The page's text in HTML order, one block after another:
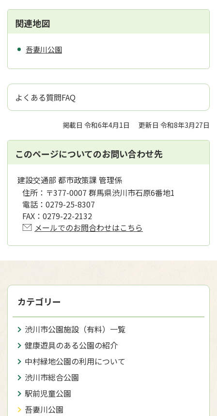
関連地図
吾妻川公園
よくある質問FAQ
掲載日 令和6年4月1日 更新日 令和8年3月27日
このページについてのお問い合わせ先
建設交通部 都市政策課 管理係
住所： 〒377-0007 群馬県渋川市石原6番地1
電話： 0279-25-8307
FAX： 0279-22-2132
メールでのお問合わせはこちら
カテゴリー
渋川市公園施設（有料）一覧
健康遊具のある公園の紹介
中村緑地公園の利用について
渋川市総合公園
駅前児童公園
吾妻川公園